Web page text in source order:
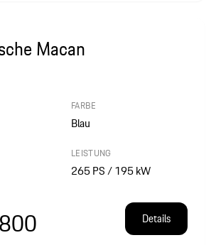
Macan
FARBE
Blau
LEISTUNG
265 PS / 195 kW
Details